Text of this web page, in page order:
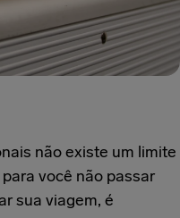
não existe um limite
você não passar
sua viagem, é